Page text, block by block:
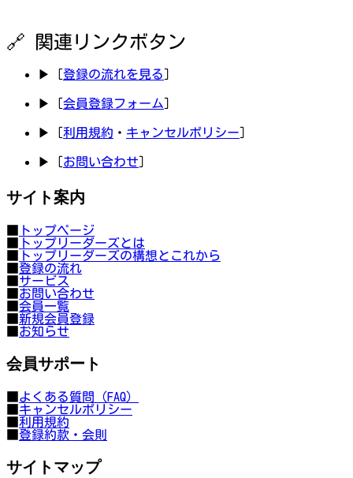
🔗 関連リンクボタン
▶ [ 登録の流れを見る
▶ [ 会員登録フォーム
▶ [ 利用規約 ・ キャンセルポリシー
▶ [ お問い合わせ
サイト案内
トップページ
トップリーダーズとは
トップリーダーズの構想とこれから
登録の流れ
サービス
お問い合わせ
会員一覧
新規会員登録
お知らせ
会員サポート
よくある質問（FAQ）
キャンセルポリシー
利用規約
登録約款・会則
サイトマップ